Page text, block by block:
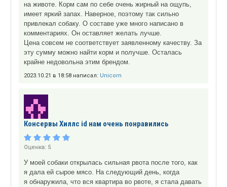
на животе. Корм сам по себе очень жирный на ощупь,
имеет яркий запах. Наверное, поэтому так сильно
привлекал собаку. О составе уже много написано в
комментариях. Он оставляет желать лучше.
Цена совсем не соответствует заявленному качеству. За
эту сумму можно найти корм и получше. Осталась
крайне недовольна этим брендом.
2023.10.21 в 18:58 написал: Unicorn
Консервы Хиллс id нам очень понравились
Оценка: 5
У моей собаки открылась сильная рвота после того, как
я дала ей сырое мясо. На следующий день, когда
я обнаружила, что вся квартира во рвоте, я стала давать